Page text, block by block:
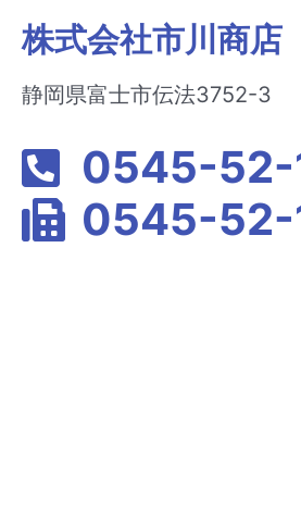
株式会社市川商店
静岡県富士市伝法3752-3
0545-
0545-52-